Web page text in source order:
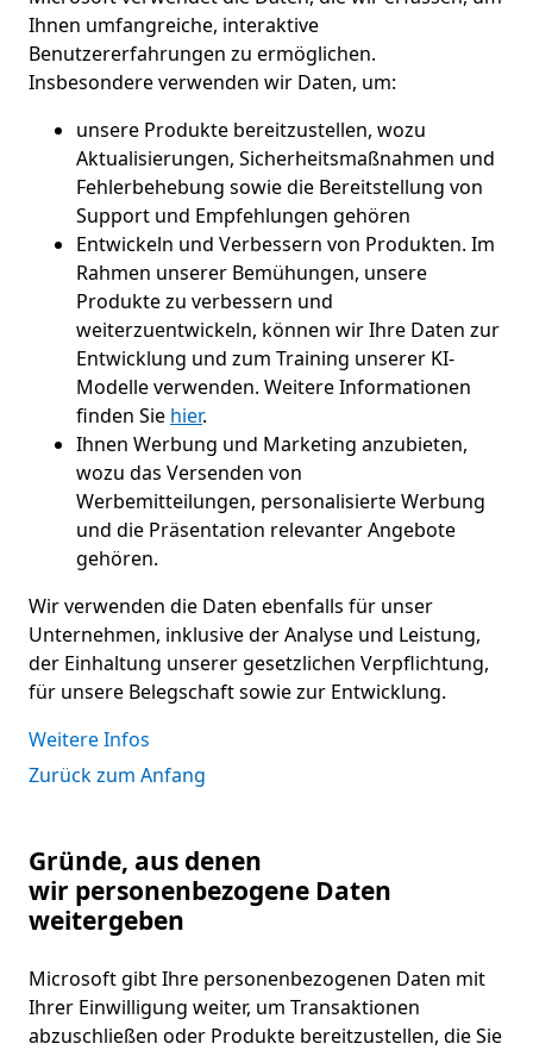
Ihnen umfangreiche, interaktive
Benutzererfahrungen zu ermöglichen.
Insbesondere verwenden wir Daten, um:
unsere Produkte bereitzustellen, wozu
Aktualisierungen, Sicherheitsmaßnahmen und
Fehlerbehebung sowie die Bereitstellung von
Support und Empfehlungen gehören
Entwickeln und Verbessern von Produkten. Im
Rahmen unserer Bemühungen, unsere
Produkte zu verbessern und
weiterzuentwickeln, können wir Ihre Daten zur
Entwicklung und zum Training unserer KI-
Modelle verwenden. Weitere Informationen
finden Sie hier.
Ihnen Werbung und Marketing anzubieten,
wozu das Versenden von
Werbemitteilungen, personalisierte Werbung
und die Präsentation relevanter Angebote
gehören.
Wir verwenden die Daten ebenfalls für unser
Unternehmen, inklusive der Analyse und Leistung,
der Einhaltung unserer gesetzlichen Verpflichtung,
für unsere Belegschaft sowie zur Entwicklung.
Weitere Infos
Zurück zum Anfang
Gründe, aus denen
wir personenbezogene Daten
weitergeben
Microsoft gibt Ihre personenbezogenen Daten mit
Ihrer Einwilligung weiter, um Transaktionen
abzuschließen oder Produkte bereitzustellen, die Sie